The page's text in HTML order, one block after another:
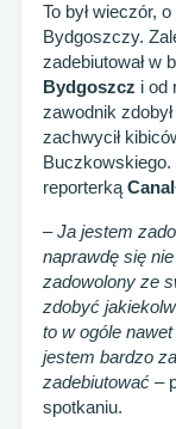
To był wieczór,
Bydgoszczy.
zadebiutował w
Bydgoszcz i od
zawodnik zdobył
zachwycił
Buczkowskiego.
reporterką
–Ja jestem
naprawdę się
zadowolony ze
zdobyć
to w ogóle
jestem bardzo
zadebiutować –
spotkaniu.